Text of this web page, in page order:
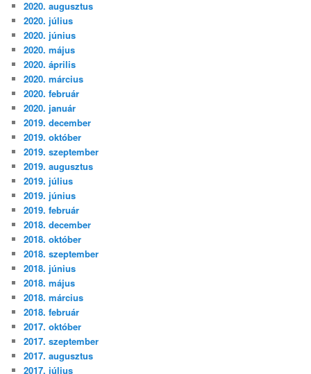
2020. augusztus
2020. július
2020. június
2020. május
2020. április
2020. március
2020. február
2020. január
2019. december
2019. október
2019. szeptember
2019. augusztus
2019. július
2019. június
2019. február
2018. december
2018. október
2018. szeptember
2018. június
2018. május
2018. március
2018. február
2017. október
2017. szeptember
2017. augusztus
2017. július